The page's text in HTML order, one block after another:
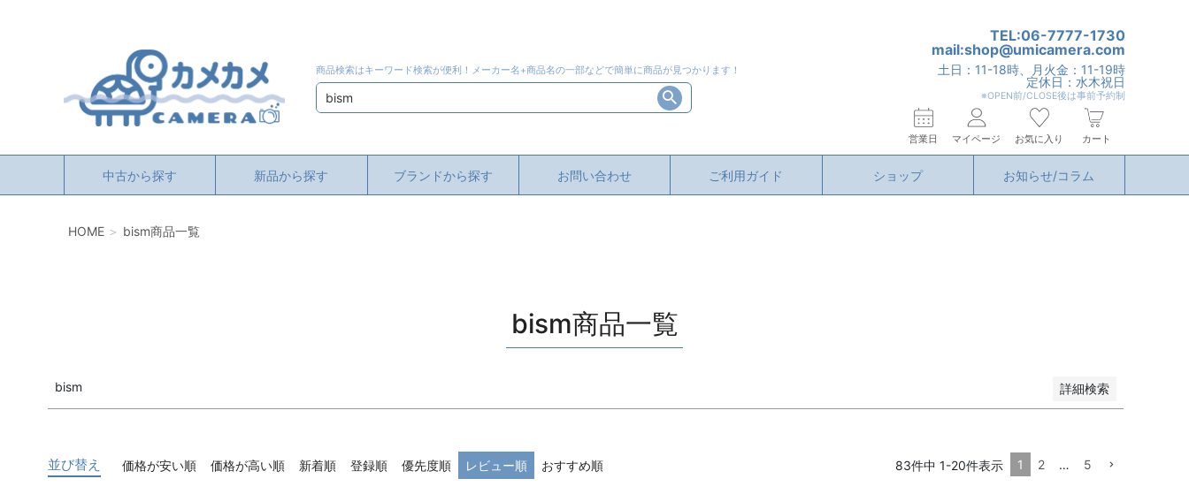
商品検索はキーワード検索が便利！メーカー名+商品名の一部などで簡単に商品が見つかります！
検索
TEL:06-7777-1730
mail:shop@umicamera.com
土日：11-18時、月火金：11-19時
定休日：水木祝日
※OPEN前/CLOSE後は事前予約制
営業日 マイページ お気に入り カート
中古から探す 新品から探す ブランドから探す お問い合わせ ご利用ガイド ショップ お知らせ/コラム
HOME bism商品一覧
bism商品一覧
bism 詳細検索
並び替え 価格が安い順 価格が高い順 新着順 登録順 優先度順 レビュー順 おすすめ順 83件中 1-20件表示 1 2 … 5